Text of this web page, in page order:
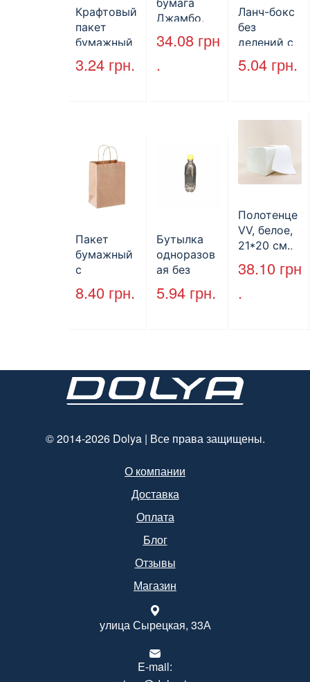
Крафтовый
пакет
бумажный
без ручек
170*140*50
3.24 грн.
Джамбо,
130 м.
34.08 грн
.
Ланч-бокс
без
делений с
крышкой
HP-10, 240
объем 1300
полистиро
л, черный,
250 шт./уп.
5.04 грн.
Пакет
бумажный
с
кручеными
ручками,
8.40 грн.
Бутылка
одноразов
ая без
крышки,
ПЕТ, V=500
5.94 грн.
Полотенце
VV, белое,
21*20 см.,
160 л.
38.10 грн
.
© 2014-2026 Dolya | Все права защищены.
О компании
Доставка
Оплата
Блог
Отзывы
Магазин
улица Сырецкая, 33А
E-mail: